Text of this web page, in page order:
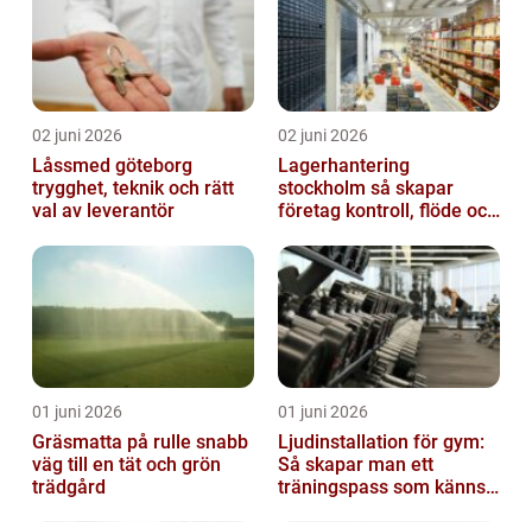
02 juni 2026
Låssmed göteborg
trygghet, teknik och rätt
val av leverantör
02 juni 2026
Lagerhantering
stockholm så skapar
företag kontroll, flöde och
01 juni 2026
Gräsmatta på rulle snabb
väg till en tät och grön
trädgård
01 juni 2026
Ljudinstallation för gym:
Så skapar man ett
träningspass som känns i